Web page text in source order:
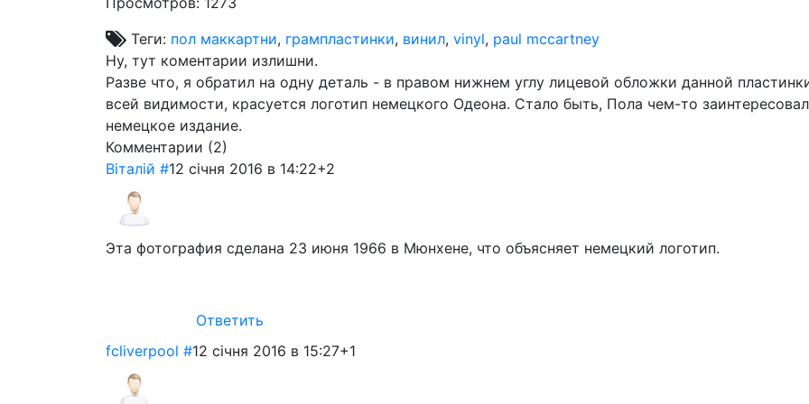
Теги: пол маккартни, грампластинки, винил, vinyl, paul mccartney
Ну, тут коментарии излишни.
Разве что, я обратил на одну деталь - в правом нижнем углу лицевой обложки данной
всей видимости, красуется логотип немецкого Одеона. Стало быть, Пола чем-то
немецкое издание.
Комментарии (2)
Віталій #12 січня 2016 в 14:22+2
Эта фотография сделана 23 июня 1966 в Мюнхене, что объясняет немецкий логотип.
Ответить
fcliverpool #12 січня 2016 в 15:27+1